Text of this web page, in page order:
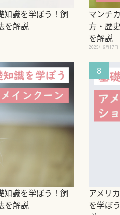
知識を学ぼう！飼
を解説
マンチ
方・歴
を解説
2025年6月17日
知識を学ぼう！飼
を解説
8
アメリ
を学ぼ